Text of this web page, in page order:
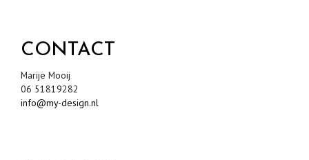
CONTACT
Marije Mooij
06 51819282
info@my-design.nl